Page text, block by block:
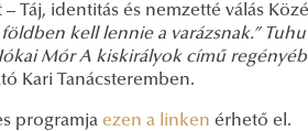
Táj, identitás és nemzetté válás
földben kell lennie a varázsnak.”
Mór A kiskirályok című
Kari Tanácsteremben.
programja ezen a linken érhető el.